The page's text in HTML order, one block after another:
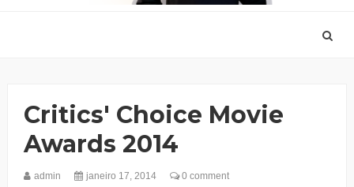
Critics' Choice Movie
Awards 2014
admin janeiro 17, 2014 0 comment